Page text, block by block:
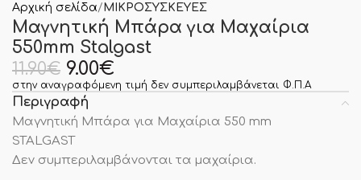
Αρχική σελίδα ΜΙΚΡΟΣΥΣΚΕΥΕΣ
Μαγνητική Μπάρα για Μαχαίρια
550mm Stalgast
11.90€ 9.00€
στην αναγραφόμενη τιμή δεν συμπεριλαμβάνεται Φ.Π.Α
Περιγραφή
Μαγνητική Μπάρα για Μαχαίρια 550 mm
STALGAST
Δεν συμπεριλαμβάνονται τα μαχαίρια.